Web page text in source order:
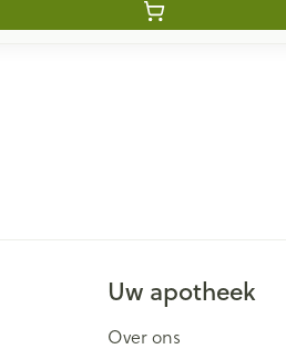
Uw apotheek
Over ons